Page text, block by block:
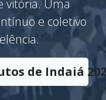
tem o
vitória. Uma
e coletivo